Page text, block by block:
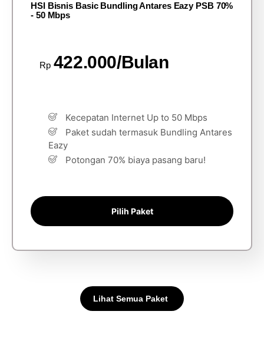
HSI Bisnis Basic Bundling Antares Eazy PSB 70%
- 50 Mbps
Rp 422.000/Bulan
Kecepatan Internet Up to 50 Mbps
Paket sudah termasuk Bundling Antares
Eazy
Potongan 70% biaya pasang baru!
Pilih Paket
Lihat Semua Paket